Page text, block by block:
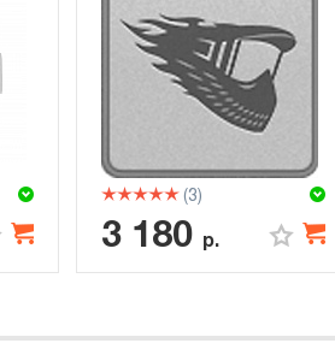
(3)
3 180 р.